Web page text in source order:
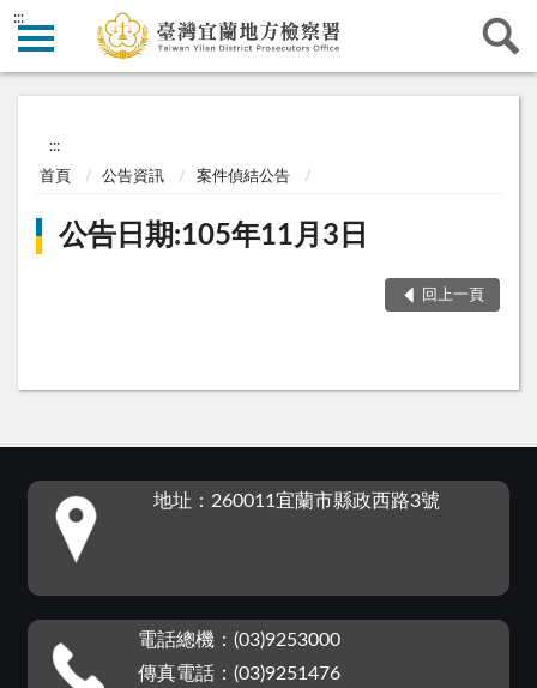
:::
:::
首頁 公告資訊 案件偵結公告
公告日期:105年11月3日
回上一頁
地址：260011宜蘭市縣政西路3號
電話總機：(03)9253000
傳真電話：(03)9251476